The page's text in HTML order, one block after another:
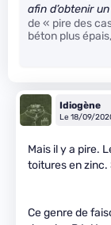
afin d’obtenir
de « pire des
béton plus
Idiogène
Le 18/09/
Mais il y a pire.
toitures en zinc.
Ce genre de